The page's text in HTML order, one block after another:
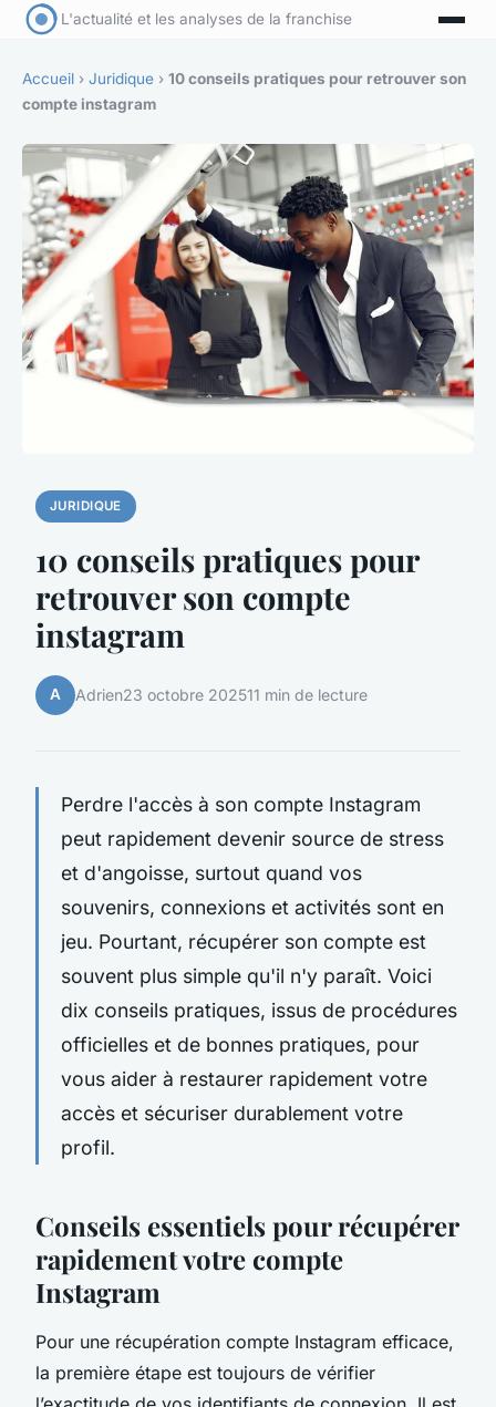
L'actualité et les analyses de la franchise
Accueil › Juridique › 10 conseils pratiques pour retrouver son
compte instagram
JURIDIQUE
10 conseils pratiques pour
retrouver son compte
instagram
A Adrien23 octobre 202511 min de lecture
Perdre l'accès à son compte Instagram
peut rapidement devenir source de stress
et d'angoisse, surtout quand vos
souvenirs, connexions et activités sont en
jeu. Pourtant, récupérer son compte est
souvent plus simple qu'il n'y paraît. Voici
dix conseils pratiques, issus de procédures
officielles et de bonnes pratiques, pour
vous aider à restaurer rapidement votre
accès et sécuriser durablement votre
profil.
Conseils essentiels pour récupérer
rapidement votre compte
Instagram
Pour une récupération compte Instagram efficace,
la première étape est toujours de vérifier